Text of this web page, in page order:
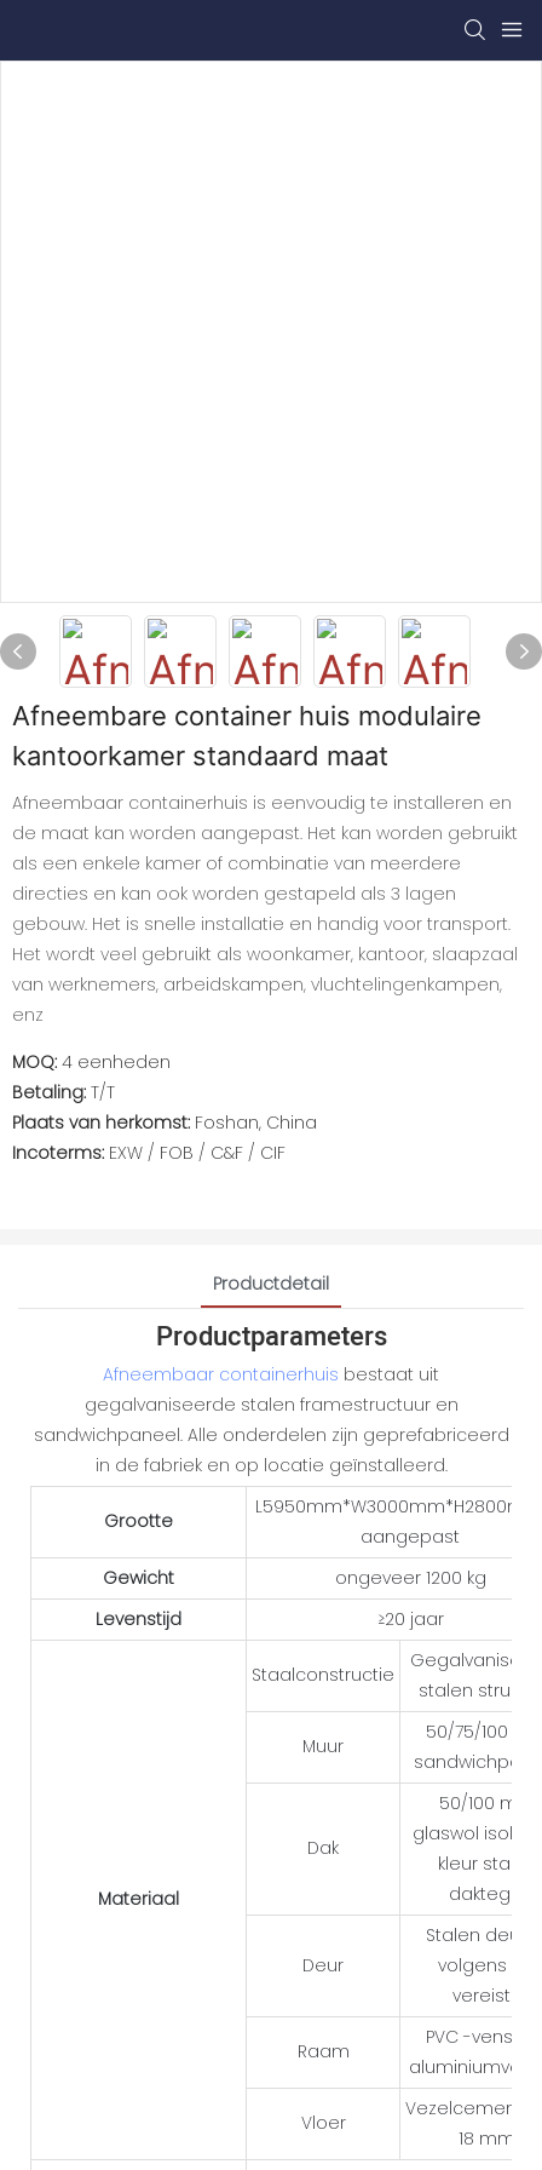
Afneembare container huis modulaire
kantoorkamer standaard maat
Afneembaar containerhuis is eenvoudig te installeren en
de maat kan worden aangepast. Het kan worden gebruikt
als een enkele kamer of combinatie van meerdere
directies en kan ook worden gestapeld als 3 lagen
gebouw. Het is snelle installatie en handig voor transport.
Het wordt veel gebruikt als woonkamer, kantoor, slaapzaal
van werknemers, arbeidskampen, vluchtelingenkampen,
enz
MOQ: 4 eenheden
Betaling: T/T
Plaats van herkomst: Foshan, China
Incoterms: EXW / FOB / C&F / CIF
Productdetail
Productparameters
Afneembaar containerhuis bestaat uit
gegalvaniseerde stalen framestructuur en
sandwichpaneel. Alle onderdelen zijn geprefabriceerd
in de fabriek en op locatie geïnstalleerd.
Grootte
aangepast
Gewicht
ongeveer 1200 kg
Levenstijd
≥20 jaar
Materiaal
Staalconstructie
stalen
Muur
50/75/100
Dak
50/100 mm
glaswol
kleur stalen
daktegel
Deur
Stalen deur
volgens de
vereiste
Raam
PVC -
Vloer
18 mm